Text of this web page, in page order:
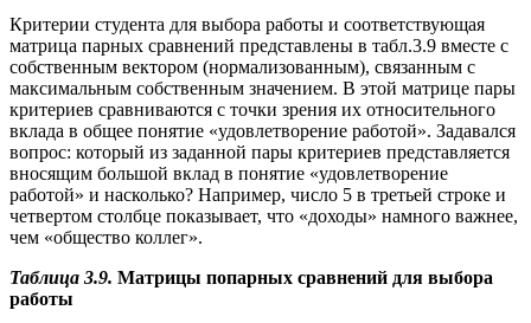
Критерии студента для выбора работы и соответствующая
матрица парных сравнений представлены в табл.3.9 вместе с
собственным вектором (нормализованным), связанным с
максимальным собственным значением. В этой матрице пары
критериев сравниваются с точки зрения их относительного
вклада в общее понятие «удовлетворение работой». Задавался
вопрос: который из заданной пары критериев представляется
вносящим большой вклад в понятие «удовлетворение
работой» и насколько? Например, число 5 в третьей строке и
четвертом столбце показывает, что «доходы» намного важнее,
чем «общество коллег».
Таблица 3.9. Матрицы попарных сравнений для выбора
работы